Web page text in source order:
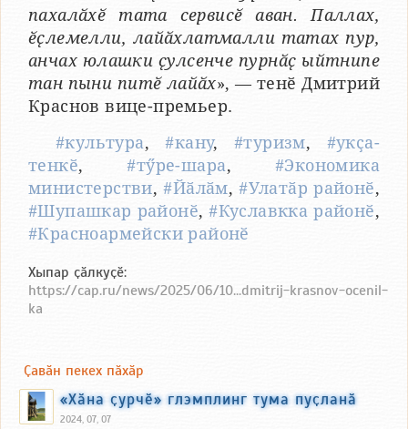
пахалӑхӗ тата сервисӗ аван. Паллах,
ӗҫлемелли, лайӑхлатмалли татах пур,
анчах юлашки ҫулсенче пурнӑҫ ыйтнипе
тан пыни питӗ лайӑх», — тенӗ Дмитрий
Краснов вице-премьер.
#культура,#кану,#туризм, #укҫа-
тенкӗ,#тӳре-шара, #Экономика
министерстви,#Йӑлӑм,#Улатӑр районӗ,
#Шупашкар районӗ,#Куславкка районӗ,
#Красноармейски районӗ
Хыпар ҫӑлкуҫӗ:
https://cap.ru/news/2025/06/10...dmitrij-krasnov-ocenil-
ka
Ҫавӑн пекех пӑхӑр
«Хӑна ҫурчӗ» глэмплинг тума пуҫланӑ
2024, 07, 07